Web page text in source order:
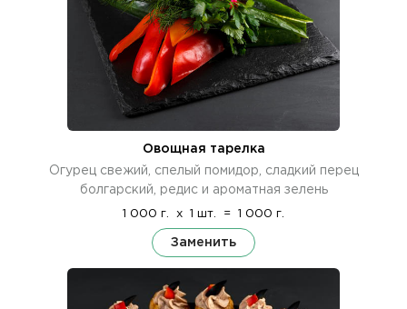
Овощная тарелка
Огурец свежий, спелый помидор, сладкий перец
болгарский, редис и ароматная зелень
1 000 г. x 1 шт. = 1 000 г.
Заменить